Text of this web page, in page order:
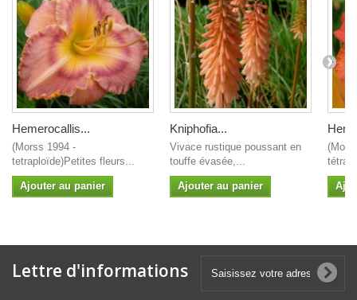
Hemerocallis...
(Morss 1994 -
tetraploïde)Petites fleurs...
Ajouter au panier
Kniphofia...
Vivace rustique poussant en
touffe évasée,...
Ajouter au panier
Lettre d'informations